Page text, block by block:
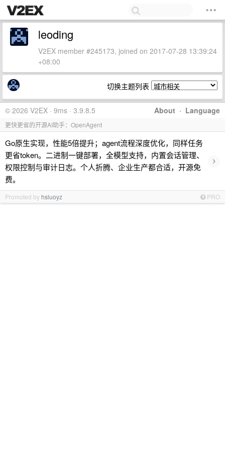
leoding
V2EX member #245173, joined on 2017-07-28 13:39:24
+08:00
切换主题列表
About · Language
© 2026 V2EX · 9ms · 3.9.8.5
更快更省的开源AI助手：OpenAgent
Go原生实现，性能5倍提升；agent流程深度优化，同样任务
更省token。二进制一键部署，全模型支持，内置会话管理、
权限控制与审计日志。个人折腾、企业生产都合适，开源免
费。
›
Promoted by hsluoyz PRO